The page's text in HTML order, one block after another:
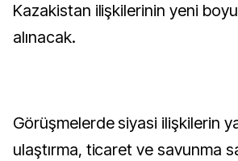
Kazakistan ilişkilerinin yeni
alınacak.
Görüşmelerde siyasi ilişkilerin
ulaştırma, ticaret ve savunma